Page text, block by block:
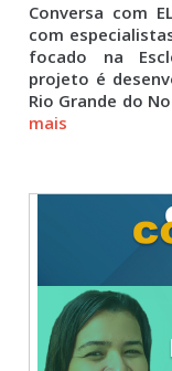
Conversa com
com
focado na
projeto é
Rio Grande do
mais